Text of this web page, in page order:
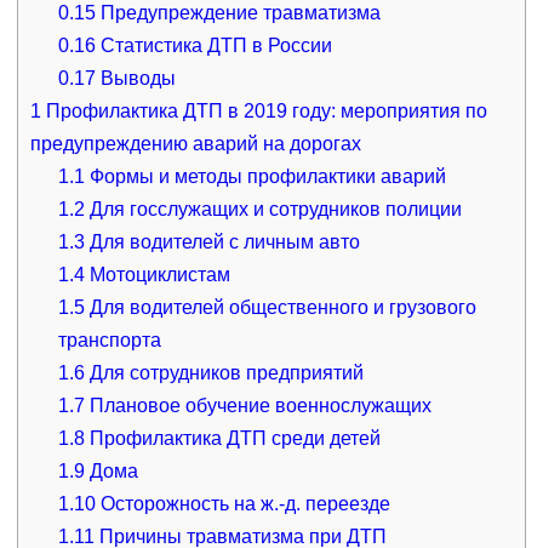
0.15 Предупреждение травматизма
0.16 Статистика ДТП в России
0.17 Выводы
1 Профилактика ДТП в 2019 году: мероприятия по
предупреждению аварий на дорогах
1.1 Формы и методы профилактики аварий
1.2 Для госслужащих и сотрудников полиции
1.3 Для водителей с личным авто
1.4 Мотоциклистам
1.5 Для водителей общественного и грузового
транспорта
1.6 Для сотрудников предприятий
1.7 Плановое обучение военнослужащих
1.8 Профилактика ДТП среди детей
1.9 Дома
1.10 Осторожность на ж.-д. переезде
1.11 Причины травматизма при ДТП